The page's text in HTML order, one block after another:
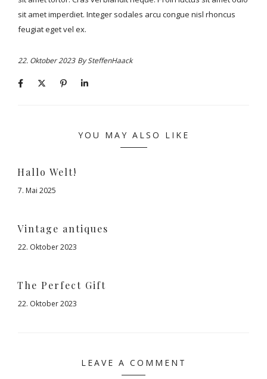
sit amet imperdiet. Integer sodales arcu congue nisl rhoncus
feugiat eget vel ex.
22. Oktober 2023 BySteffenHaack
YOU MAY ALSO LIKE
Hallo Welt!
7. Mai 2025
Vintage antiques
22. Oktober 2023
The Perfect Gift
22. Oktober 2023
LEAVE A COMMENT